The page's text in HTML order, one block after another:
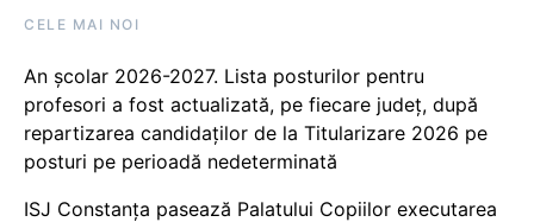
CELE MAI NOI
An școlar 2026-2027. Lista posturilor pentru
profesori a fost actualizată, pe fiecare județ, după
repartizarea candidaților de la Titularizare 2026 pe
posturi pe perioadă nedeterminată
ISJ Constanța pasează Palatului Copiilor executarea